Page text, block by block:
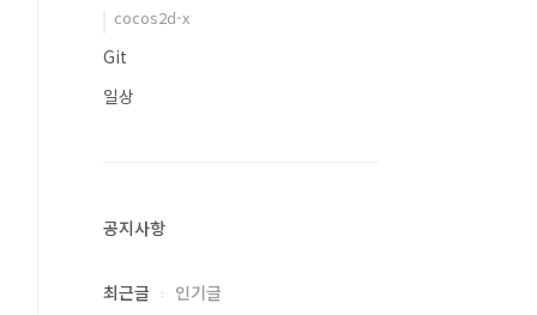
cocos2d-x
Git
일상
공지사항
최근글 인기글